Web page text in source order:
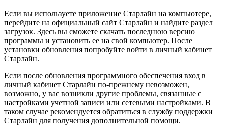
Если вы используете приложение Старлайн на компьютере,
перейдите на официальный сайт Старлайн и найдите раздел
загрузок. Здесь вы сможете скачать последнюю версию
программы и установить ее на свой компьютер. После
установки обновления попробуйте войти в личный кабинет
Старлайн.
Если после обновления программного обеспечения вход в
личный кабинет Старлайн по-прежнему невозможен,
возможно, у вас возникли другие проблемы, связанные с
настройками учетной записи или сетевыми настройками. В
таком случае рекомендуется обратиться в службу поддержки
Старлайн для получения дополнительной помощи.